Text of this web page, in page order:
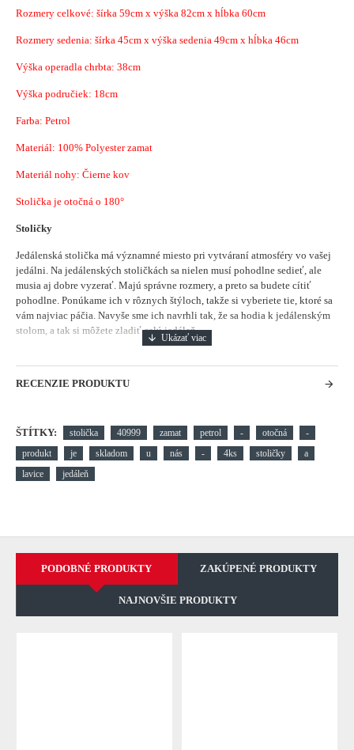
Rozmery celkové: šírka 59cm x výška 82cm x hĺbka 60cm
Rozmery sedenia: šírka 45cm x výška sedenia 49cm x hĺbka 46cm
Výška operadla chrbta: 38cm
Výška područiek: 18cm
Farba: Petrol
Materiál: 100% Polyester zamat
Materiál nohy: Čierne kov
Stolička je otočná o 180°
Stoličky
Jedálenská stolička má významné miesto pri vytváraní atmosféry vo vašej
jedálni. Na jedálenských stoličkách sa nielen musí pohodlne sedieť, ale
musia aj dobre vyzerať. Majú správne rozmery, a preto sa budete cítiť
pohodlne. Ponúkame ich v rôznych štýloch, takže si vyberiete tie, ktoré sa
vám najviac páčia. Navyše sme ich navrhli tak, že sa hodia k jedálenským
stolom, a tak si môžete zladiť celú jedáleň.
RECENZIE PRODUKTU
ŠTÍTKY: stolička 40999 zamat petrol - otočná
-
produkt
je skladom u nás - 4ks stoličky
a
lavice
jedáleň
PODOBNÉ PRODUKTY ZAKÚPENÉ PRODUKTY
NAJNOVŠIE PRODUKTY